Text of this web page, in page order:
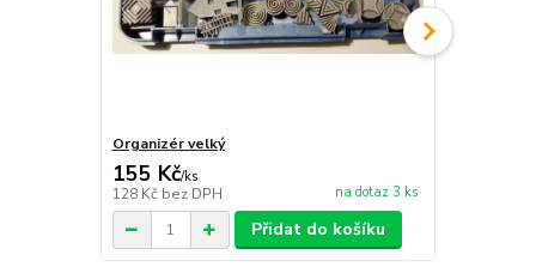
Organizér velký
155 Kč/ks
128 Kč bez DPH na dotaz 3 ks
Přidat do košíku